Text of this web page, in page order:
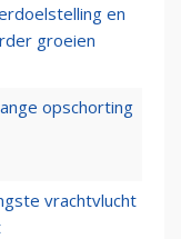
en
groeien
opschorting
vrachtvlucht